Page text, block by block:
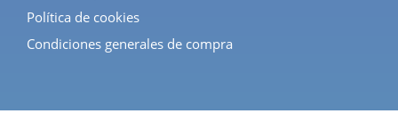
Política de cookies
Condiciones generales de compra